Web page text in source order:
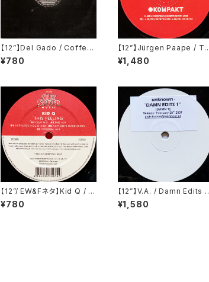
【12”】Del Gado / Coffee
Beats Vol. 2 (Fluential)
(fluent 47)
¥780
【12”】Jürgen Paape / Tri
umph (Kompakt) (KOM
1)
¥1,480
【12”/ EW&Fネタ】Kid Q / T
his Feeling (Silly Spider
Music) (SSM 009)
¥780
【12”】V.A. / Damn Edits 1
(Damn Edits) (DAMN 1)
¥1,580